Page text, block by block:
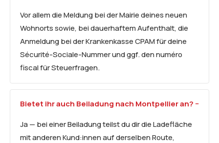
Vor allem die Meldung bei der Mairie deines neuen
Wohnorts sowie, bei dauerhaftem Aufenthalt, die
Anmeldung bei der Krankenkasse CPAM für deine
Sécurité-Sociale-Nummer und ggf. den numéro
fiscal für Steuerfragen.
Bietet ihr auch Beiladung nach Montpellier an?
Ja — bei einer Beiladung teilst du dir die Ladefläche
mit anderen Kund:innen auf derselben Route,